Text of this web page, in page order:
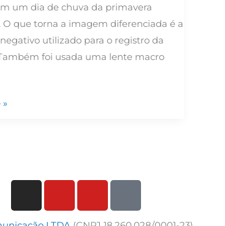
um dia de chuva da primavera
O que torna a imagem diferenciada é a
utilizado para o registro da
foi usada uma lente macro
»
u
u
k